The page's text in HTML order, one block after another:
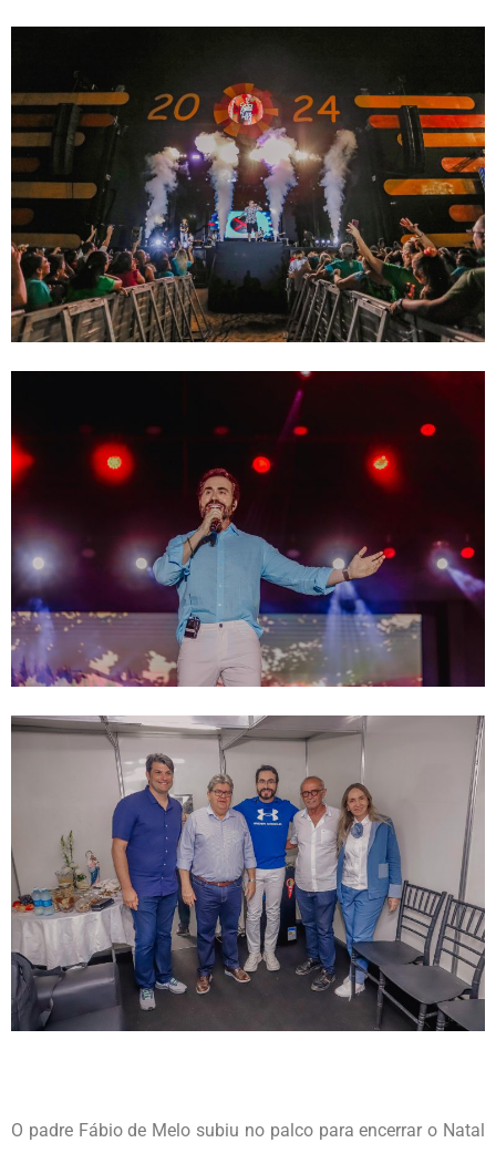
O padre Fábio de Melo subiu no palco para encerrar o Natal